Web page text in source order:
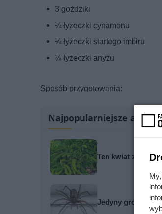
3 goździki
¼ łyżeczki cynamonu
¼ łyżeczki startego imbiru
¼ łyżeczki anyżu
Sposób przygotowania:
Najpopularniejsze
Ten kwiat z PRL
Jedyny groźny